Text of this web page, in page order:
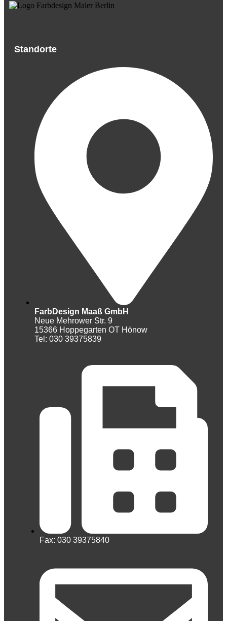
Standorte
FarbDesign Maaß GmbH
Neue Mehrower Str. 9
15366 Hoppegarten OT Hönow
Tel: 030 39375839
Fax: 030 39375840